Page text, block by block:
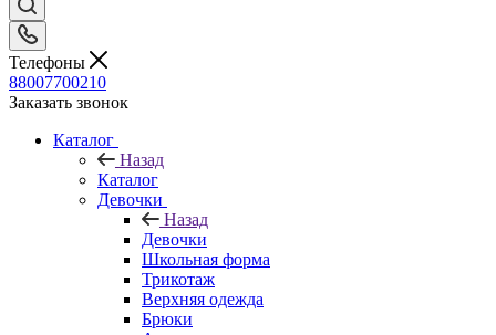
Телефоны
88007700210
Заказать звонок
Каталог
Назад
Каталог
Девочки
Назад
Девочки
Школьная форма
Трикотаж
Верхняя одежда
Брюки